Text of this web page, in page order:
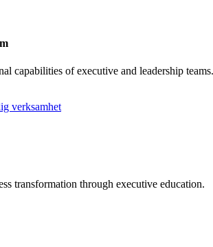
capabilities of executive and leadership teams.
verksamhet
transformation through executive education.